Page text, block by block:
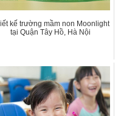
kế trường mầm non Moonlight
tại Quận Tây Hồ, Hà Nội